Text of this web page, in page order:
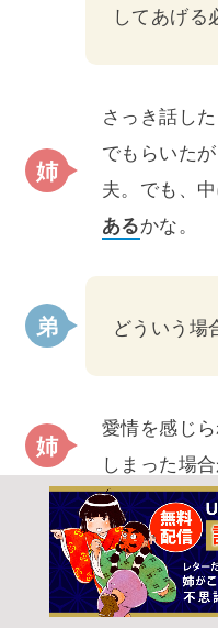
してあげる
さっき話し
でもらいた
夫。でも、
あるかな。
どういう場
愛情を感じ
しまった場
首輪や紐につな
なくなってしまい